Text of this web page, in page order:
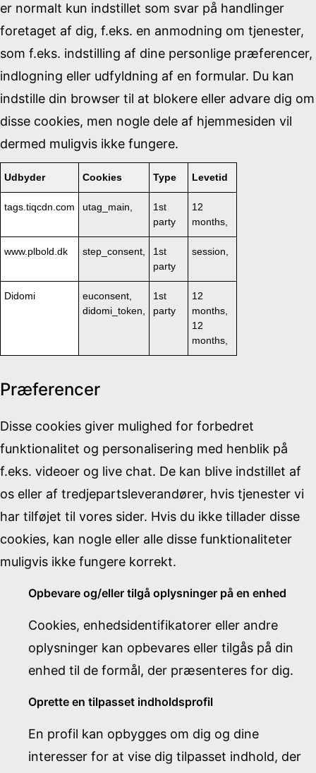
er normalt kun indstillet som svar på handlinger
foretaget af dig, f.eks. en anmodning om tjenester,
som f.eks. indstilling af dine personlige præferencer,
indlogning eller udfyldning af en formular. Du kan
indstille din browser til at blokere eller advare dig om
disse cookies, men nogle dele af hjemmesiden vil
dermed muligvis ikke fungere.
Udbyder Cookies Type Levetid
tags.tiqcdn.com utag_main,
1st
party
12
months,
www.plbold.dk step_consent,
1st
party
session,
Didomi
euconsent,
didomi_token,
1st
party
12
months,
12
months,
Præferencer
Disse cookies giver mulighed for forbedret
funktionalitet og personalisering med henblik på
f.eks. videoer og live chat. De kan blive indstillet af
os eller af tredjepartsleverandører, hvis tjenester vi
har tilføjet til vores sider. Hvis du ikke tillader disse
cookies, kan nogle eller alle disse funktionaliteter
muligvis ikke fungere korrekt.
Opbevare og/eller tilgå oplysninger på en enhed
Cookies, enhedsidentifikatorer eller andre
oplysninger kan opbevares eller tilgås på din
enhed til de formål, der præsenteres for dig.
Oprette en tilpasset indholdsprofil
En profil kan opbygges om dig og dine
interesser for at vise dig tilpasset indhold, der